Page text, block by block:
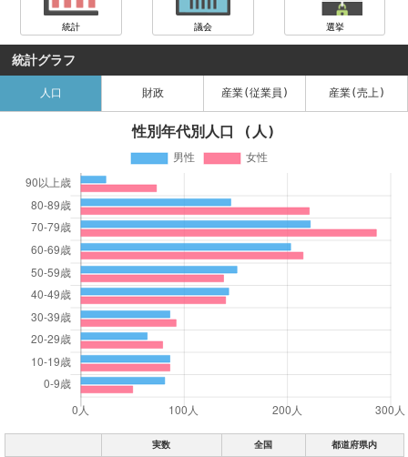
統計 議会 選挙
統計グラフ
人口 財政 産業(従業員) 産業(売上)
性別年代別人口 (人)
実数 全国 都道府県内